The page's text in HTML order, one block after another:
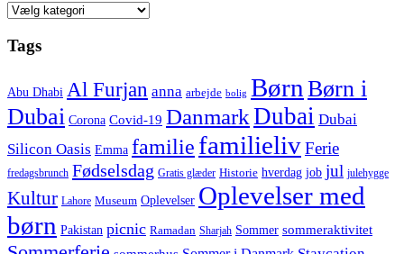
Kategorier
Tags
Abu Dhabi Al Furjan anna arbejde bolig Børn Børn i
Dubai Corona Covid-19 DanmarkDubai Dubai
Silicon Oasis Emma familie familielivFerie
fredagsbrunch Fødselsdag Gratis glæder Historie hverdag job jul julehygge
Kultur Lahore Museum Oplevelser Oplevelser med
børn Pakistan picnic Ramadan Sharjah Sommer sommeraktivitet